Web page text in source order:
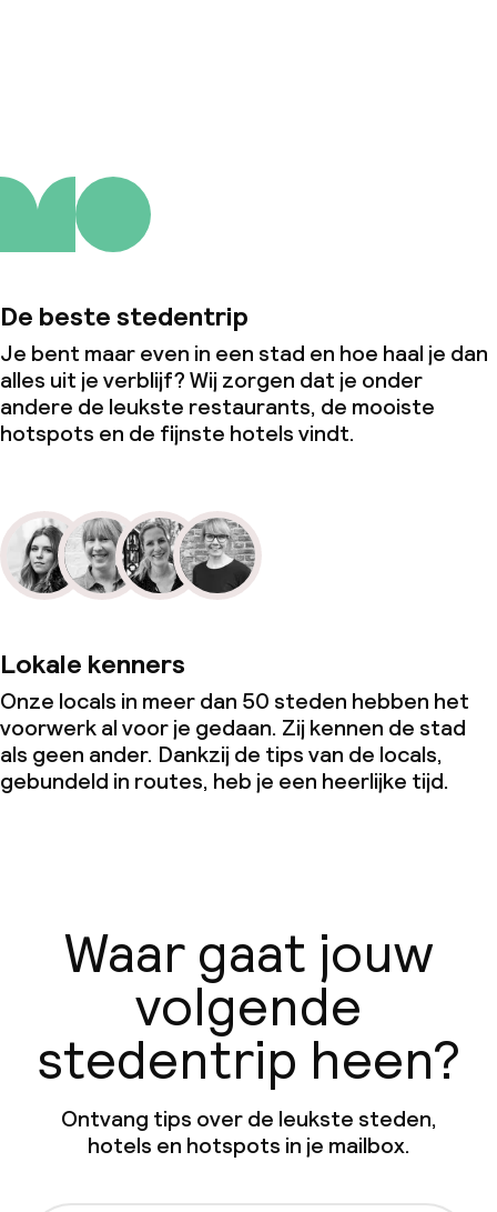
De beste stedentrip
Je bent maar even in een stad en hoe haal je dan
alles uit je verblijf? Wij zorgen dat je onder
andere de leukste restaurants, de mooiste
hotspots en de fijnste hotels vindt.
Lokale kenners
Onze locals in meer dan 50 steden hebben het
voorwerk al voor je gedaan. Zij kennen de stad
als geen ander. Dankzij de tips van de locals,
gebundeld in routes, heb je een heerlijke tijd.
Waar gaat jouw
volgende
stedentrip heen?
Ontvang tips over de leukste steden,
hotels en hotspots in je mailbox.